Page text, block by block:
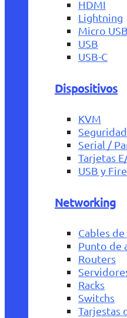
HDMI
Lightning
Micro USB
USB
USB-C
Dispositivos
KVM
Serial /
Tarjetas
USB y
Networking
Cables
Punto de
Routers
Racks
Switchs
Tarjestas